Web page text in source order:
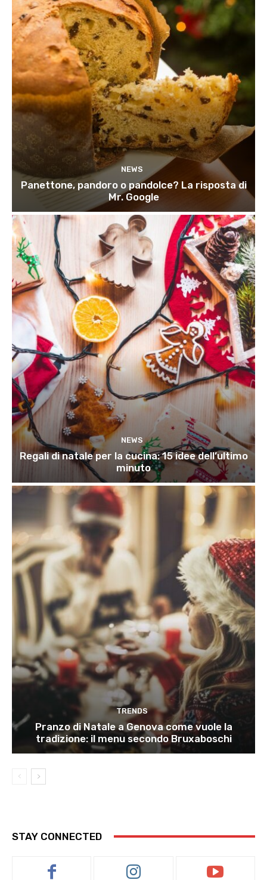
NEWS
Panettone, pandoro o pandolce? La risposta di
Mr. Google
NEWS
Regali di natale per la cucina: 15 idee dell’ultimo
minuto
TRENDS
Pranzo di Natale a Genova come vuole la
tradizione: il menu secondo Bruxaboschi
STAY CONNECTED